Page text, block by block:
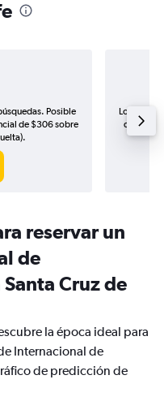
Posible
de $306 sobre
Los
de
reservar un
de
Cruz de
la época ideal para
Internacional de
de predicción de